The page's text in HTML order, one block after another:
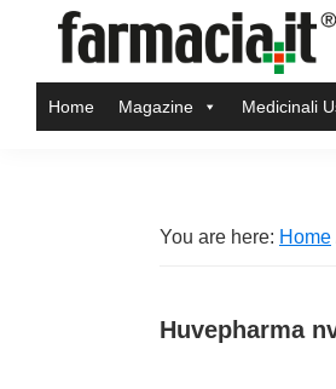
primary
main
primary
footerFarmacia.it
magazine
Home Magazine Medicinali
You are here: Home
Huvepharma